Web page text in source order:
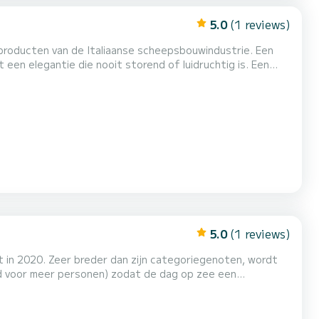
5.0 (1 reviews)
van de Italiaanse scheepsbouwindustrie. Een
elegantie die nooit storend of luidruchtig is. Een
boord. De twee tweepersoonshutten achterin,
5.0 (1 reviews)
in 2020. Zeer breder dan zijn categoriegenoten, wordt
meer personen) zodat de dag op zee een
Zee en de Zeven Parels te bezoeken door te